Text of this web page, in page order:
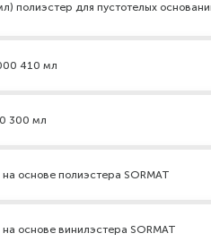
полиэстер для пустотелых
410 мл
300 мл
основе полиэстера SORMAT
основе винилэстера SORMAT